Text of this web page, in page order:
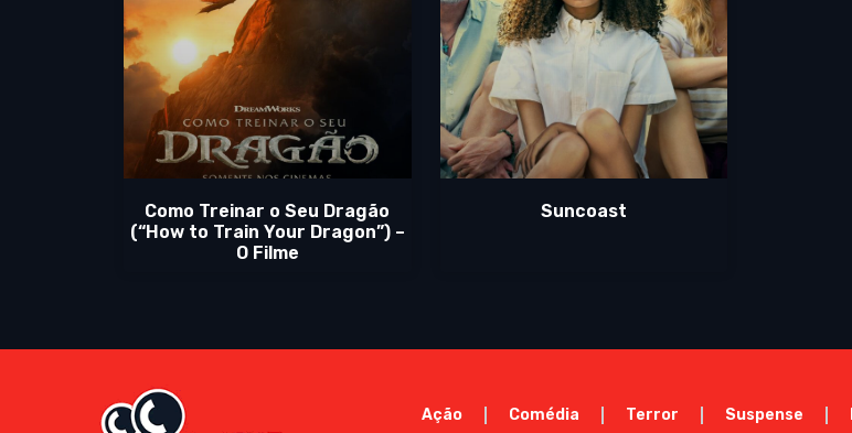
Como Treinar o Seu Dragão
(“How to Train Your Dragon”) –
O Filme
Suncoast
Ação Comédia Terror Suspense